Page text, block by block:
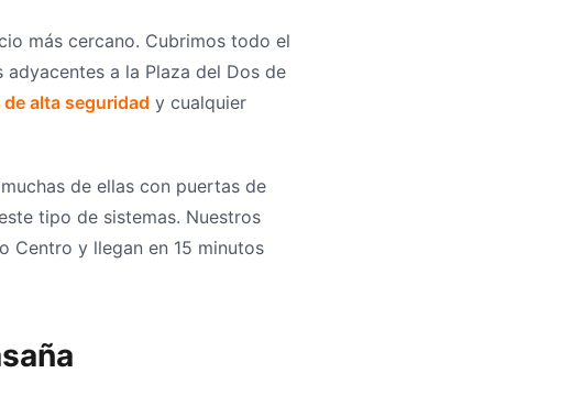
más cercano. Cubrimos todo el
a la Plaza del Dos de
alta seguridad y cualquier
de ellas con puertas de
tipo de sistemas. Nuestros
Centro y llegan en 15 minutos